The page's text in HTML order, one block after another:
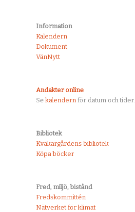
Information
Kalendern
Dokument
VänNytt
Andakter online
Se kalendern för datum och tider.
Bibliotek
Kväkargårdens bibliotek
Köpa böcker
Fred, miljö, bistånd
Fredskommittén
Nätverket för klimat